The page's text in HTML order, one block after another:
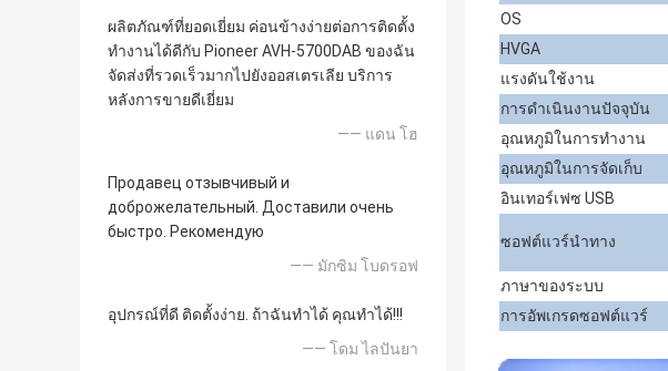
ผลิตภัณฑ์ที่ยอดเยี่ยม ค่อนข้างง่ายต่อการติดตั้ง
ทำงานได้ดีกับ Pioneer AVH-5700DAB ของฉัน
จัดส่งที่รวดเร็วมากไปยังออสเตรเลีย บริการ
หลังการขายดีเยี่ยม
—— แดน โฮ
Продавец отзывчивый и
доброжелательный. Доставили очень
быстро. Рекомендую
—— มักซิม โบดรอฟ
อุปกรณ์ที่ดี ติดตั้งง่าย. ถ้าฉันทำได้ คุณทำได้!!!
—— โดม ไลปันยา
OS
HVGA
แรงดันใช้งาน
การดำเนินงานปัจจุบัน
อุณหภูมิในการทำงาน
อุณหภูมิในการจัดเก็บ
อินเทอร์เฟซ USB
ซอฟต์แวร์นำทาง
ภาษาของระบบ
การอัพเกรดซอฟต์แวร์